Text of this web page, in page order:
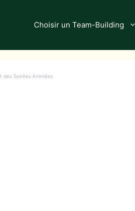
Choisir un Team-Building
des Soirées Animées